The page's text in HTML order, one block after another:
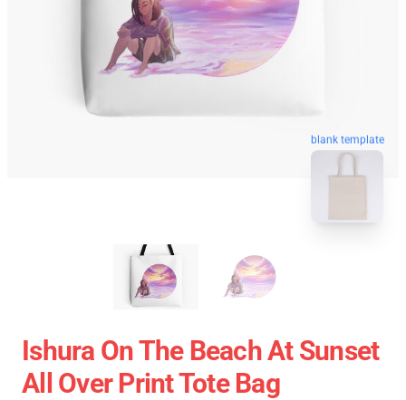
blank template
Ishura On The Beach At Sunset
All Over Print Tote Bag